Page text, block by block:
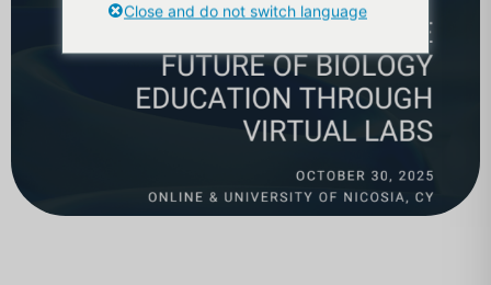
Close and do not switch language